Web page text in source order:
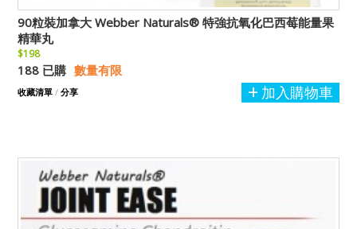
90粒裝加拿大 Webber Naturals® 特強抗氧化巴西莓能量果
精華丸
$198
188 已購 數量有限
加入購物車
收藏清單 / 分享